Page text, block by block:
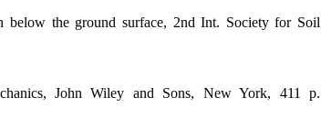
below the ground surface, 2nd Int. Society for Soil
John Wiley and Sons, New York, 411 p.